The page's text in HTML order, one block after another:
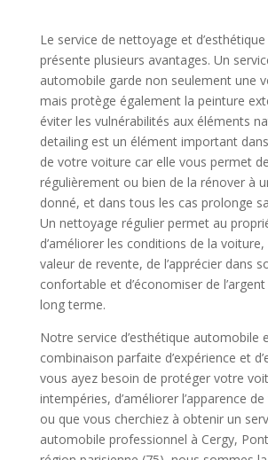
Le service de nettoyage et
présente plusieurs avantages. Un
automobile garde non seulement une
mais protège également la peinture
éviter les vulnérabilités aux éléments
detailing est un élément important
de votre voiture car elle vous permet
régulièrement ou bien de la rénover à
donné, et dans tous les cas prolonge
Un nettoyage régulier permet au
d’améliorer les conditions de la voiture,
valeur de revente, de l’apprécier dans
confortable et d’économiser de
long terme.
Notre service d’esthétique automobile
combinaison parfaite d’expérience et
vous ayez besoin de protéger votre
intempéries, d’améliorer l’apparence
ou que vous cherchiez à obtenir un
automobile professionnel à Cergy,